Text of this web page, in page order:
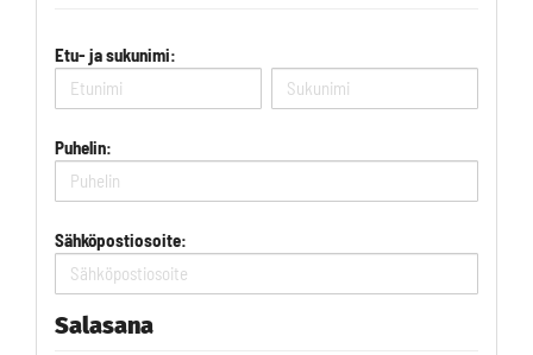
Etu- ja sukunimi:
Puhelin:
Sähköpostiosoite:
Salasana